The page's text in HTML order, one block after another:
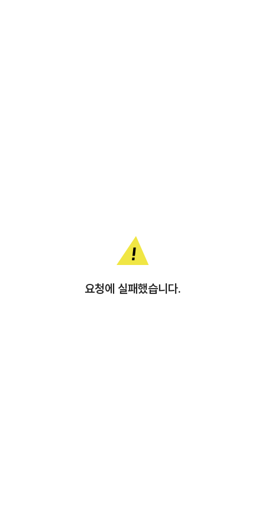
요청에 실패했습니다.